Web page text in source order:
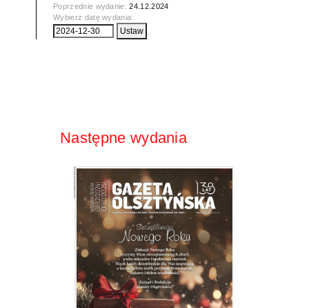
Poprzednie wydanie:24.12.2024
Wybierz datę wydania:
Następne wydania